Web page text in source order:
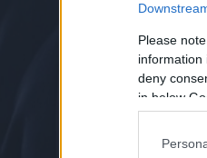
Please
information
deny
in below